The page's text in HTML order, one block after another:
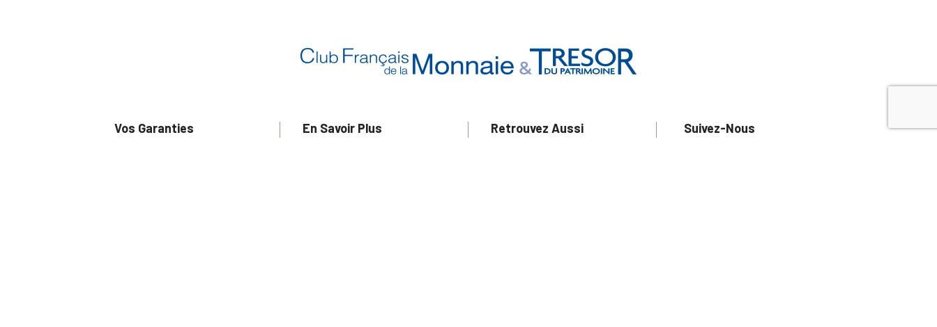
Vos Garanties En Savoir Plus Retrouvez Aussi Suivez-Nous